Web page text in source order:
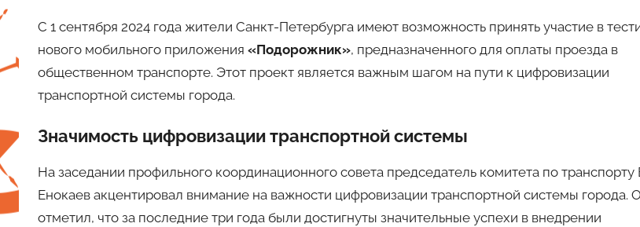
С 1 сентября 2024 года жители Санкт-Петербурга имеют возможность принять участие в
нового мобильного приложения «Подорожник», предназначенного для оплаты проезда в
общественном транспорте. Этот проект является важным шагом на пути к цифровизации
транспортной системы города.
Значимость цифровизации транспортной системы
На заседании профильного координационного совета председатель комитета по транспорту
Енокаев акцентировал внимание на важности цифровизации транспортной системы города.
отметил, что за последние три года были достигнуты значительные успехи в внедрении